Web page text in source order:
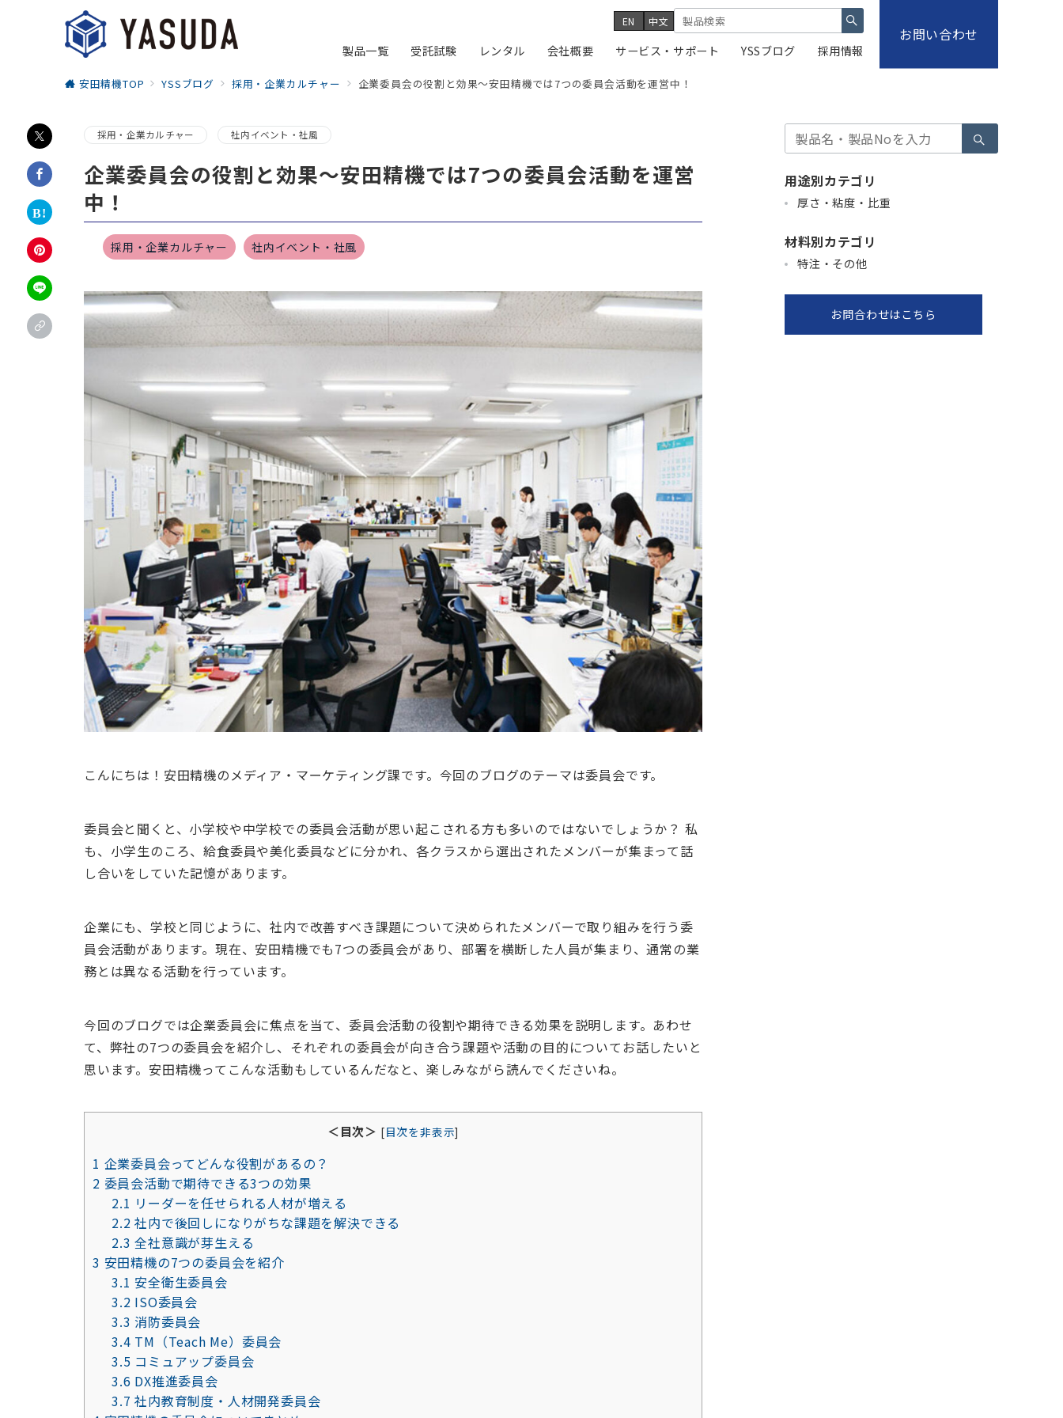
EN 中文
製品一覧 受託試験 レンタル 会社概要 サービス・サポート YSSブログ 採用情報
お問い合わせ
安田精機TOP YSSブログ 採用・企業カルチャー 企業委員会の役割と効果〜安田精機では7つの委員会活動を運営中！
採用・企業カルチャー 社内イベント・社風
企業委員会の役割と効果〜安田精機では7つの委員会活動を運営
中！
採用・企業カルチャー 社内イベント・社風
こんにちは！安田精機のメディア・マーケティング課です。今回のブログのテーマは委員会です。
委員会と聞くと、小学校や中学校での委員会活動が思い起こされる方も多いのではないでしょうか？ 私
も、小学生のころ、給食委員や美化委員などに分かれ、各クラスから選出されたメンバーが集まって話
し合いをしていた記憶があります。
企業にも、学校と同じように、社内で改善すべき課題について決められたメンバーで取り組みを行う委
員会活動があります。現在、安田精機でも7つの委員会があり、部署を横断した人員が集まり、通常の業
務とは異なる活動を行っています。
今回のブログでは企業委員会に焦点を当て、委員会活動の役割や期待できる効果を説明します。あわせ
て、弊社の7つの委員会を紹介し、それぞれの委員会が向き合う課題や活動の目的についてお話したいと
思います。安田精機ってこんな活動もしているんだなと、楽しみながら読んでくださいね。
＜目次＞ [目次を非表示]
1 企業委員会ってどんな役割があるの？
2 委員会活動で期待できる3つの効果
2.1 リーダーを任せられる人材が増える
2.2 社内で後回しになりがちな課題を解決できる
2.3 全社意識が芽生える
3 安田精機の7つの委員会を紹介
3.1 安全衛生委員会
3.2 ISO委員会
3.3 消防委員会
3.4 TM（Teach Me）委員会
3.5 コミュアップ委員会
3.6 DX推進委員会
3.7 社内教育制度・人材開発委員会
検
索
用途別カテゴリ
厚さ・粘度・比重
材料別カテゴリ
特注・その他
お問合わせはこちら